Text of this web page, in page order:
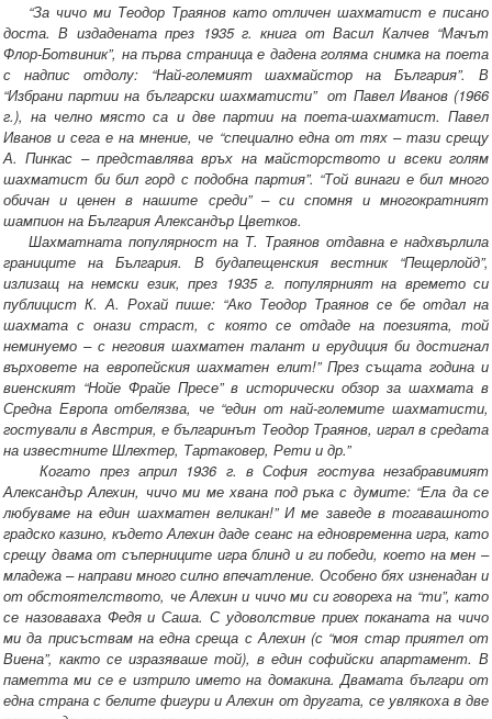
“За чичо ми Теодор Траянов като отличен шахматист е писано
доста. В издадената през 1935 г. книга от Васил Калчев “Мачът
Флор-Ботвиник”, на първа страница е дадена голяма снимка на поета
с надпис отдолу: “Най-големият шахмайстор на България”. В
“Избрани партии на български шахматисти” от Павел Иванов (1966
г.), на челно място са и две партии на поета-шахматист. Павел
Иванов и сега е на мнение, че “специално една от тях – тази срещу
А. Пинкас – представлява връх на майсторството и всеки голям
шахматист би бил горд с подобна партия”. “Той винаги е бил много
обичан и ценен в нашите среди” – си спомня и многократният
шампион на България Александър Цветков.
Шахматната популярност на Т. Траянов отдавна е надхвърлила
границите на България. В будапещенския вестник “Пещерлойд”,
излизащ на немски език, през 1935 г. популярният на времето си
публицист К. А. Рохай пише: “Ако Теодор Траянов се бе отдал на
шахмата с онази страст, с която се отдаде на поезията, той
неминуемо – с неговия шахматен талант и ерудиция би достигнал
върховете на европейския шахматен елит!” През същата година и
виенският “Нойе Фрайе Пресе” в исторически обзор за шахмата в
Средна Европа отбелязва, че “един от най-големите шахматисти,
гостували в Австрия, е българинът Теодор Траянов, играл в средата
на известните Шлехтер, Тартаковер, Рети и др.”
Когато през април 1936 г. в София гостува незабравимият
Александър Алехин, чичо ми ме хвана под ръка с думите: “Ела да се
любуваме на един шахматен великан!” И ме заведе в тогавашното
градско казино, където Алехин даде сеанс на едновременна игра, като
срещу двама от съперниците игра блинд и ги победи, което на мен –
младежа – направи много силно впечатление. Особено бях изненадан и
от обстоятелството, че Алехин и чичо ми си говореха на “ти”, като
се назоваваха Федя и Саша. С удоволствие приех поканата на чичо
ми да присъствам на една среща с Алехин (с “моя стар приятел от
Виена”, както се изразяваше той), в един софийски апартамент. В
паметта ми се е изтрило името на домакина. Двамата българи от
една страна с белите фигури и Алехин от другата, се увлякоха в две